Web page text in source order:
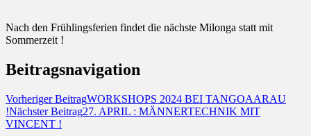
Nach den Frühlingsferien findet die nächste Milonga statt mit
Sommerzeit !
Beitragsnavigation
Vorheriger BeitragWORKSHOPS 2024 BEI TANGOAARAU
!Nächster Beitrag27. APRIL : MÄNNERTECHNIK MIT
VINCENT !